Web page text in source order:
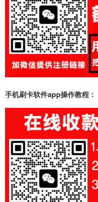
手机刷卡软件app操作教程：